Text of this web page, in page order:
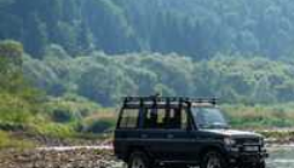
Значительные штрафы и
полигоны: как проблему
границей
Украине не помешает взять